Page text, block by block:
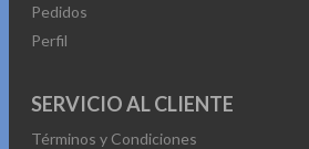
Pedidos
Perfil
SERVICIO AL CLIENTE
Términos y Condiciones